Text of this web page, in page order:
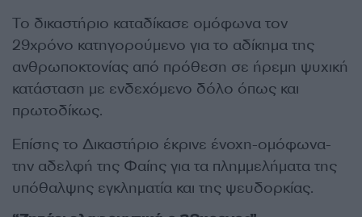
Το δικαστήριο καταδίκασε ομόφωνα τον
29χρόνο κατηγορούμενο για το αδίκημα της
ανθρωποκτονίας από πρόθεση σε ήρεμη ψυχική
κατάσταση με ενδεχόμενο δόλο όπως και
πρωτοδίκως.
Επίσης το Δικαστήριο έκρινε ένοχη-ομόφωνα-
την αδελφή της Φαίης για τα πλημμελήματα της
υπόθαλψης εγκληματία και της ψευδορκίας.